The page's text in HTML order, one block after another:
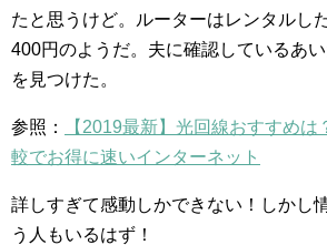
たと思うけど。ルーターはレンタルし
400円のようだ。夫に確認しているあ
を見つけた。
参照：
【2019最新】光回線おすすめ
較でお得に速いインターネット
詳しすぎて感動しかできない！しかし
う人もいるはず！